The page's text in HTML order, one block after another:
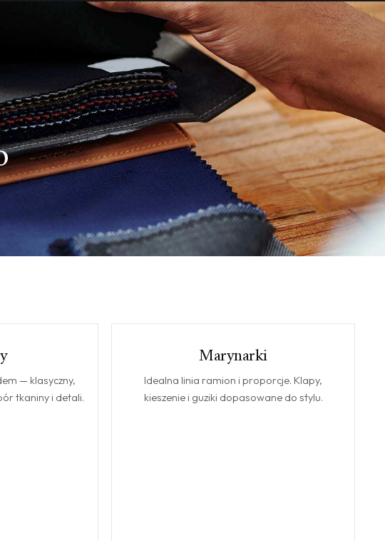
— klasyczny,
tkaniny i detali.
Marynarki
Idealna linia ramion i proporcje. Klapy,
kieszenie i guziki dopasowane do stylu.